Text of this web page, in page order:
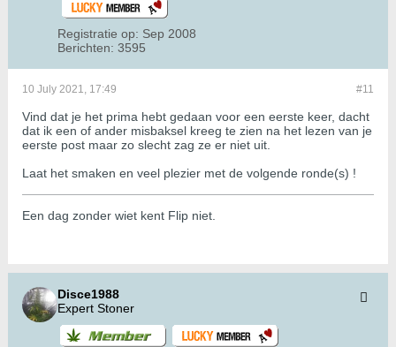
Registratie op: Sep 2008
Berichten: 3595
#11
10 July 2021, 17:49
Vind dat je het prima hebt gedaan voor een eerste keer, dacht
dat ik een of ander misbaksel kreeg te zien na het lezen van je
eerste post maar zo slecht zag ze er niet uit.
Laat het smaken en veel plezier met de volgende ronde(s) !
Een dag zonder wiet kent Flip niet.
Disce1988
Expert Stoner